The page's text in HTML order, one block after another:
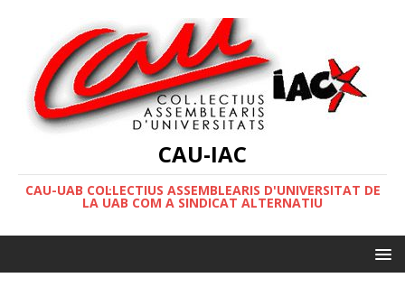
CAU-IAC
CAU-UAB COL·LECTIUS ASSEMBLEARIS D'UNIVERSITAT DE
LA UAB COM A SINDICAT ALTERNATIU